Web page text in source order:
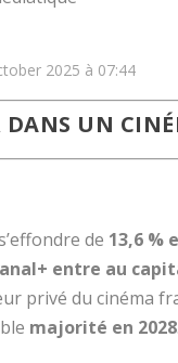
2025 à 07:44
UN
de 13,6 %
entre au
privé du cinéma
majorité en 2028